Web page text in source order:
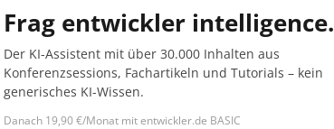
Frag entwickler intelligence.
Der KI-Assistent mit über 30.000 Inhalten aus
Konferenzsessions, Fachartikeln und Tutorials – kein
generisches KI-Wissen.
Danach 19,90 €/Monat mit entwickler.de BASIC